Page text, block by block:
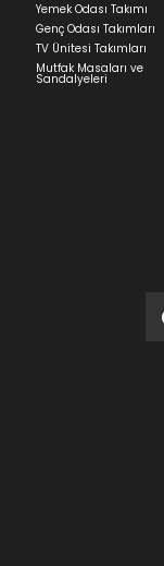
Yemek Odası Takımı
Genç Odası Takımları
TV Ünitesi Takımları
Mutfak Masaları ve
Sandalyeleri